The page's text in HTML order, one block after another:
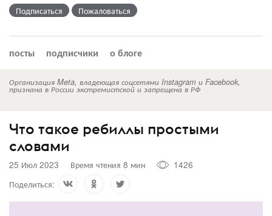
Подписаться Пожаловаться
посты подписчики о блоге
Организация Meta, владеющая соцсетями Instagram и Facebook,
признана в России экстремистской и запрещена в РФ
Что такое ребиллы простыми
словами
25 Июл 2023 Время чтения 8 мин
1426
Поделиться: